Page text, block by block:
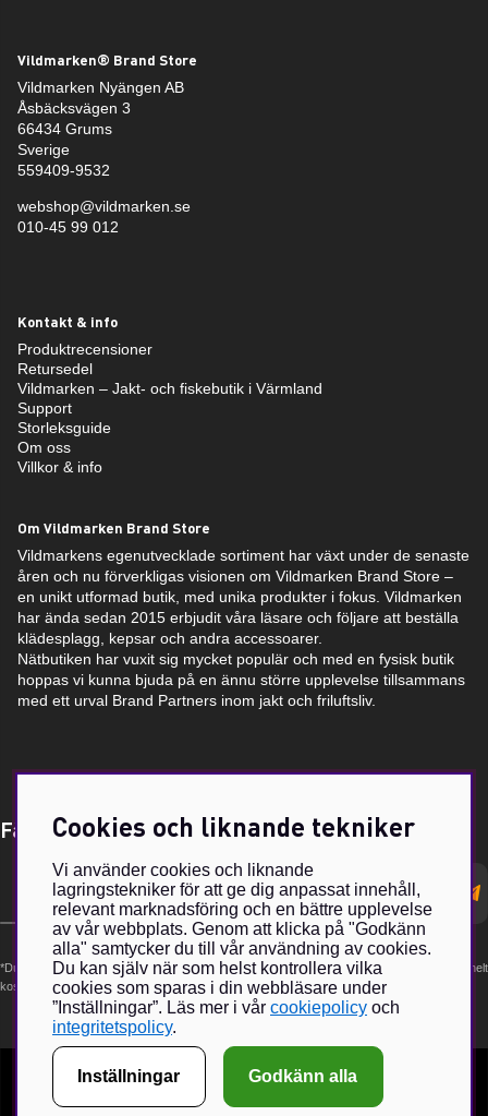
Vildmarken® Brand Store
Vildmarken Nyängen AB
Åsbäcksvägen 3
66434 Grums
Sverige
559409-9532
webshop@vildmarken.se
010-45 99 012
Kontakt & info
Produktrecensioner
Retursedel
Vildmarken – Jakt- och fiskebutik i Värmland
Support
Storleksguide
Om oss
Villkor & info
Om Vildmarken Brand Store
Vildmarkens egenutvecklade sortiment har växt under de senaste
åren och nu förverkligas visionen om Vildmarken Brand Store –
en unikt utformad butik, med unika produkter i fokus. Vildmarken
har ända sedan 2015 erbjudit våra läsare och följare att beställa
klädesplagg, kepsar och andra accessoarer.
Nätbutiken har vuxit sig mycket populär och med en fysisk butik
hoppas vi kunna bjuda på en ännu större upplevelse tillsammans
med ett urval Brand Partners inom jakt och friluftsliv.
Få Magasin Vildmarken direkt till din e-post!*
postadress
*Du kan även få erbjudanden och nyheter från samarbetspartners. Din prenumeration är helt
kostnadsfri och kan avslutas när som helst.
Cookies och liknande tekniker
Vi använder cookies och liknande
lagringstekniker för att ge dig anpassat innehåll,
relevant marknadsföring och en bättre upplevelse
av vår webbplats. Genom att klicka på "Godkänn
alla" samtycker du till vår användning av cookies.
Du kan själv när som helst kontrollera vilka
cookies som sparas i din webbläsare under
”Inställningar”. Läs mer i vår cookiepolicy och
integritetspolicy.
Inställningar Godkänn alla